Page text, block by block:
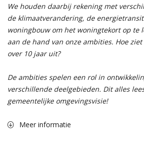
We houden daarbij rekening met
de klimaatverandering, de
woningbouw om het woningtekort op te
aan de hand van onze ambities. Hoe
over 10 jaar uit?
De ambities spelen een rol in
verschillende deelgebieden. Dit alles
gemeentelijke omgevingsvisie!
Meer informatie